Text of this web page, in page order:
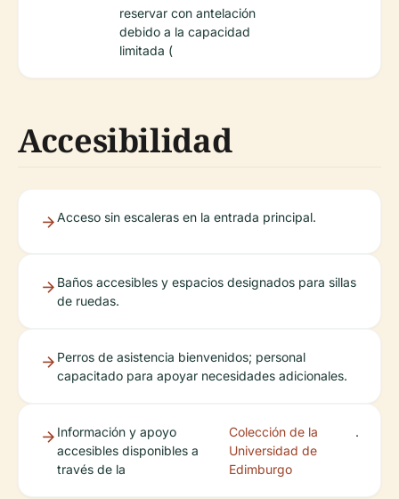
reservar con antelación
debido a la capacidad
limitada (
Accesibilidad
Acceso sin escaleras en la entrada principal.
Baños accesibles y espacios designados para sillas
de ruedas.
Perros de asistencia bienvenidos; personal
capacitado para apoyar necesidades adicionales.
Información y apoyo
accesibles disponibles a
través de la
Colección de la
Universidad de
Edimburgo
.